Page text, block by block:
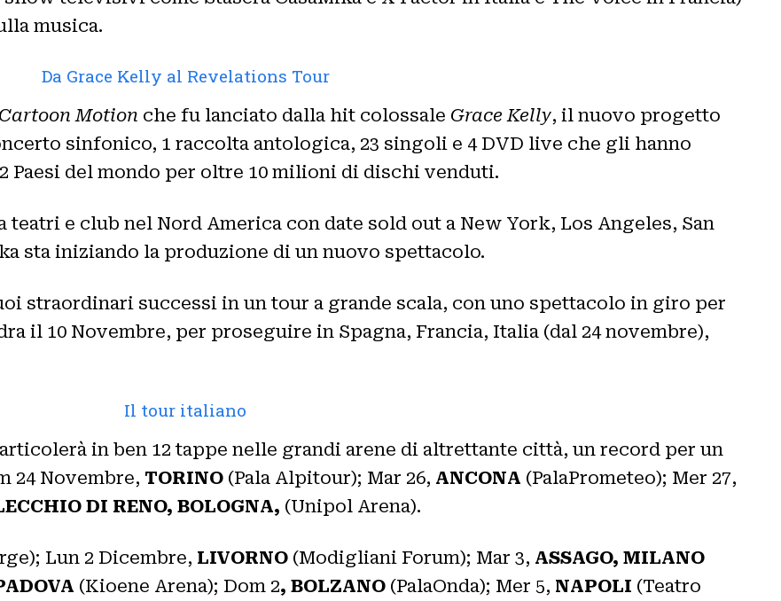
musica.
Da Grace Kelly al Revelations Tour
Motion che fu lanciato dalla hit colossale Grace Kelly, il nuovo progetto
sinfonico, 1 raccolta antologica, 23 singoli e 4 DVD live che gli hanno
del mondo per oltre 10 milioni di dischi venduti.
teatri e club nel Nord America con date sold out a New York, Los Angeles, San
sta iniziando la produzione di un nuovo spettacolo.
straordinari successi in un tour a grande scala, con uno spettacolo in giro per
il 10 Novembre, per proseguire in Spagna, Francia, Italia (dal 24 novembre),
Il tour italiano
in ben 12 tappe nelle grandi arene di altrettante città, un record per un
24 Novembre, TORINO (Pala Alpitour); Mar 26, ANCONA (PalaPrometeo); Mer 27,
DI RENO, BOLOGNA, (Unipol Arena).
Lun 2 Dicembre, LIVORNO (Modigliani Forum); Mar 3, ASSAGO, MILANO
(Kioene Arena); Dom 2, BOLZANO (PalaOnda); Mer 5, NAPOLI (Teatro